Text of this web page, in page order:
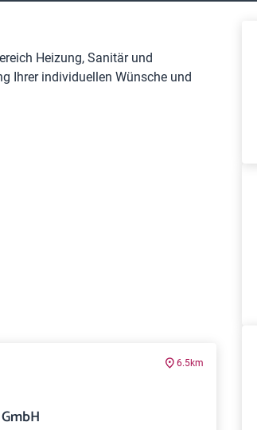
Heizung, Sanitär und
Ihrer individuellen Wünsche und
6.5km